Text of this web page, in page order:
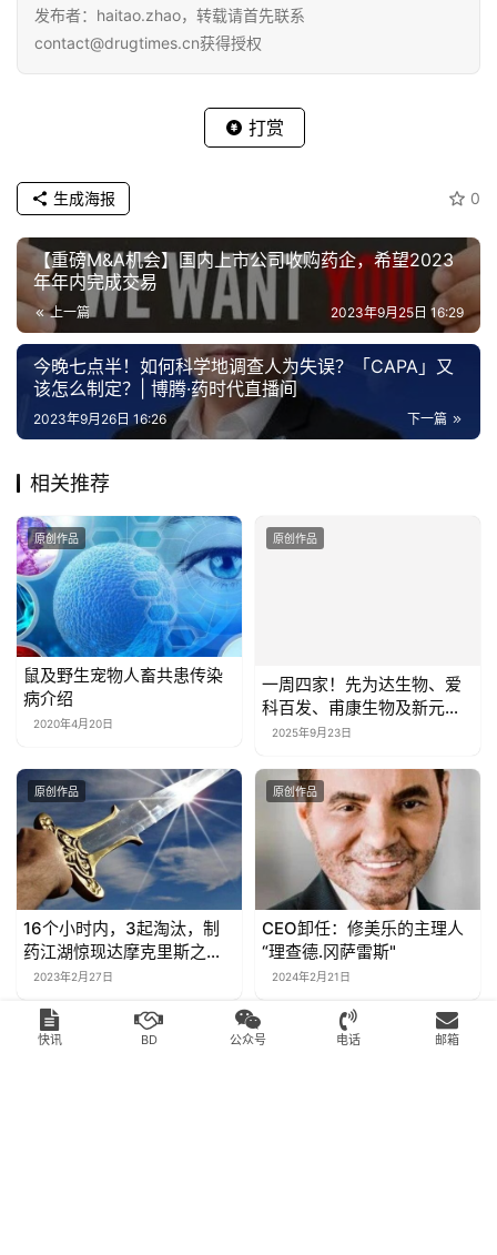
发布者：haitao.zhao，转载请首先联系
contact@drugtimes.cn获得授权
打赏
0
生成海报
【重磅M&A机会】国内上市公司收购药企，希望2023
年年内完成交易
上一篇 2023年9月25日 16:29
今晚七点半！如何科学地调查人为失误？「CAPA」又
该怎么制定？| 博腾·药时代直播间
下一篇
2023年9月26日 16:26
相关推荐
原创作品
鼠及野生宠物人畜共患传染
病介绍
2020年4月20日
原创作品
一周四家！先为达生物、爱
科百发、甫康生物及新元素
药业递表港交所
原创作品
16个小时内，3起淘汰，制
药江湖惊现达摩克里斯之
剑！
原创作品
CEO卸任：修美乐的主理人
“理查德.冈萨雷斯"
原创作品
快讯 BD 公众号 电话 邮箱